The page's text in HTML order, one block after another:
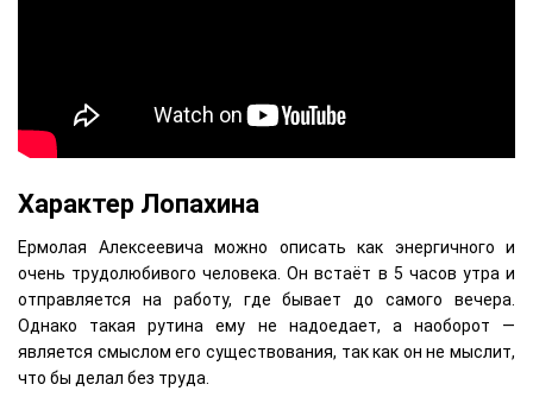
Характер Лопахина
Ермолая Алексеевича можно описать как энергичного и
очень трудолюбивого человека. Он встаёт в 5 часов утра и
отправляется на работу, где бывает до самого вечера.
Однако такая рутина ему не надоедает, а наоборот —
является смыслом его существования, так как он не мыслит,
что бы делал без труда.